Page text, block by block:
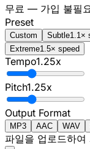
무료 — 가입 불필
Preset
Custom Subtle1.1×
Extreme1.5× speed
Tempo1.25x
Pitch1.25x
Output Format
MP3 AAC WAV
파일을 업로드하여